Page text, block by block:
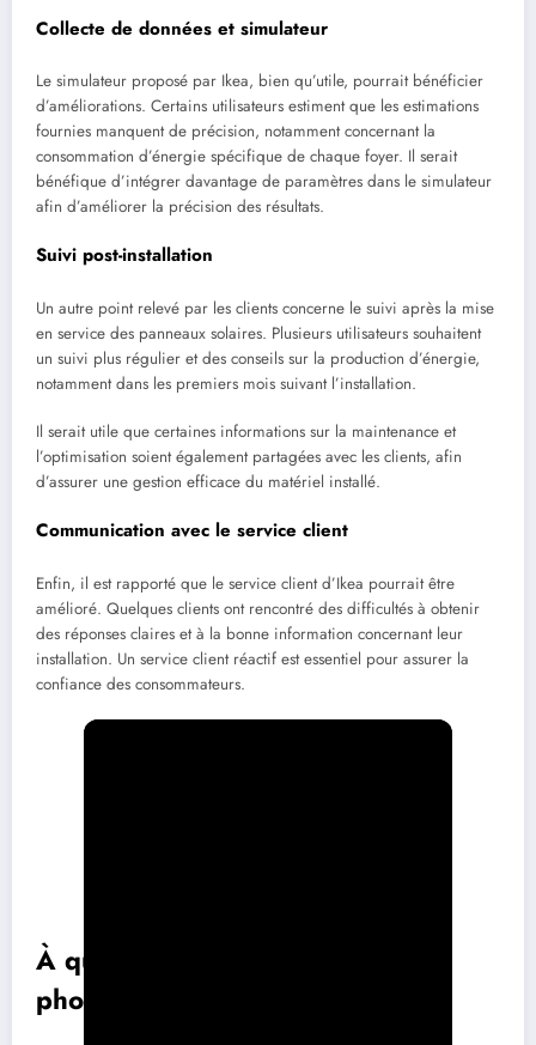
Collecte de données et simulateur
Le simulateur proposé par Ikea, bien qu’utile, pourrait bénéficier
d’améliorations. Certains utilisateurs estiment que les estimations
fournies manquent de précision, notamment concernant la
consommation d’énergie spécifique de chaque foyer. Il serait
bénéfique d’intégrer davantage de paramètres dans le simulateur
afin d’améliorer la précision des résultats.
Suivi post-installation
Un autre point relevé par les clients concerne le suivi après la mise
en service des panneaux solaires. Plusieurs utilisateurs souhaitent
un suivi plus régulier et des conseils sur la production d’énergie,
notamment dans les premiers mois suivant l’installation.
Il serait utile que certaines informations sur la maintenance et
l’optimisation soient également partagées avec les clients, afin
d’assurer une gestion efficace du matériel installé.
Communication avec le service client
Enfin, il est rapporté que le service client d’Ikea pourrait être
amélioré. Quelques clients ont rencontré des difficultés à obtenir
des réponses claires et à la bonne information concernant leur
installation. Un service client réactif est essentiel pour assurer la
confiance des consommateurs.
À qui s’adresse l’offre
photovoltaïque d’Ikea ?